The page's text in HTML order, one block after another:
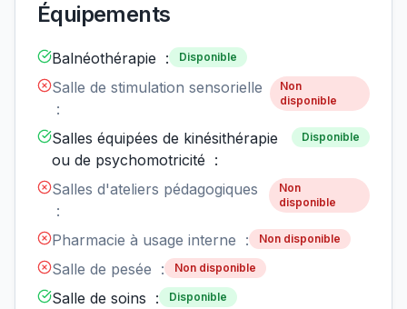
Équipements
Balnéothérapie : Disponible
Salle de stimulation sensorielle
:
Non
disponible
Salles équipées de kinésithérapie
ou de psychomotricité :
Disponible
Salles d'ateliers pédagogiques
:
Non
disponible
Pharmacie à usage interne : Non disponible
Salle de pesée : Non disponible
Salle de soins : Disponible